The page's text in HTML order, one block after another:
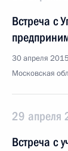
Встреча с
30 апреля
Московская
29 апреля
Встреча с